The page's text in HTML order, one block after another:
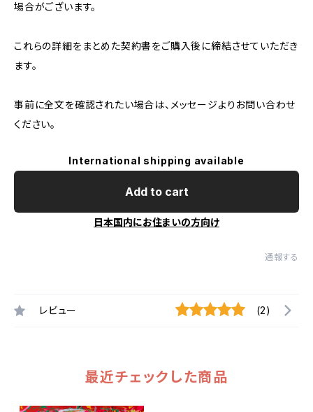
場合がございます。
これらの詳細をまとめた契約書をご購入後に締結させていただき
ます。
事前に全文を確認されたい場合は、メッセージよりお問い合わせ
ください。
International shipping available
Add to cart
日本国内にお住まいの方向け
通報する
レビュー (2)
最近チェックした商品